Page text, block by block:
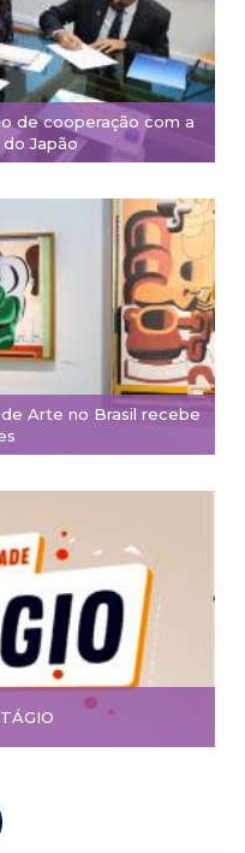
de cooperação com a
do Japão
Arte no Brasil recebe